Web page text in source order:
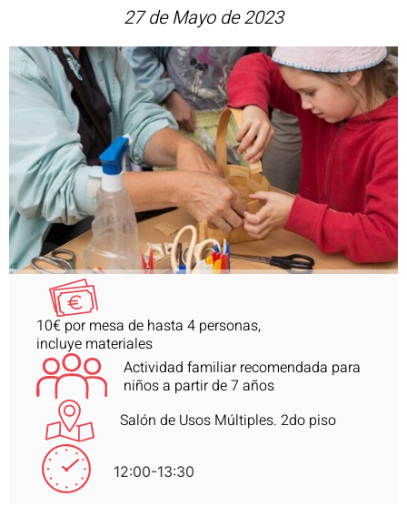
27 de Mayo de 2023
10€ por mesa de hasta 4 personas,
incluye materiales
Actividad familiar recomendada para
niños a partir de 7 años
Salón de Usos Múltiples. 2do piso
12:00-13:30